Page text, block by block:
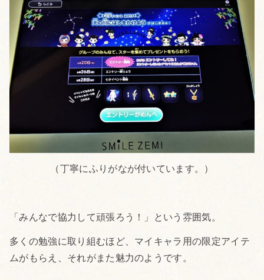
（丁寧にふりがなが付いています。）
「みんなで協力して頑張ろう！」という雰囲気。
多くの勉強に取り組むほど、マイキャラ用の限定アイテ
ムがもらえ、それがまた魅力のようです。